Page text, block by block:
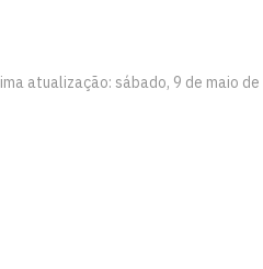
atualização: sábado, 9 de maio de